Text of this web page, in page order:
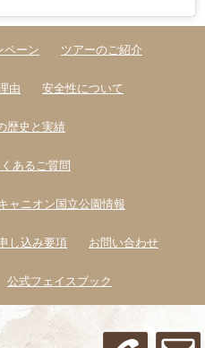
ペーン ツアーのご紹介
由 安全性について
歴史と実績
あるご質問
ャニオン国立公園情報
し込み要項 お問い合わせ
公式フェイスブック